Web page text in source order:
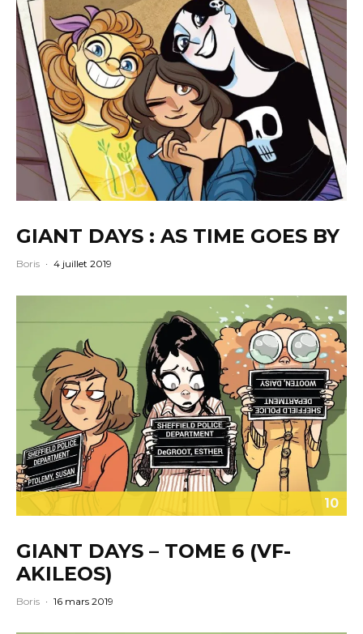
GIANT DAYS : AS TIME GOES BY
Boris · 4 juillet 2019
10
GIANT DAYS – TOME 6 (VF-
AKILEOS)
Boris · 16 mars 2019